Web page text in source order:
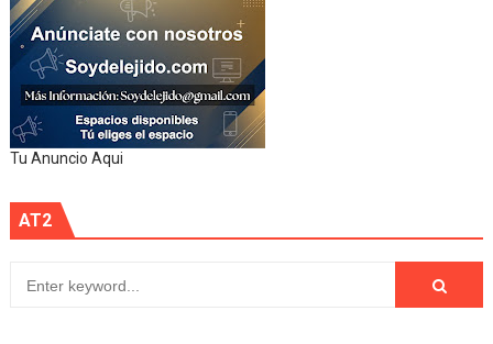
Tu Anuncio Aqui
AT2